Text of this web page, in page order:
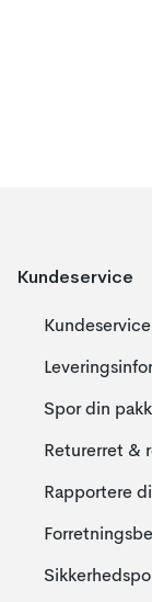
Kundeservice
Kundeservice
Spor din
Returerret &
Rapportere